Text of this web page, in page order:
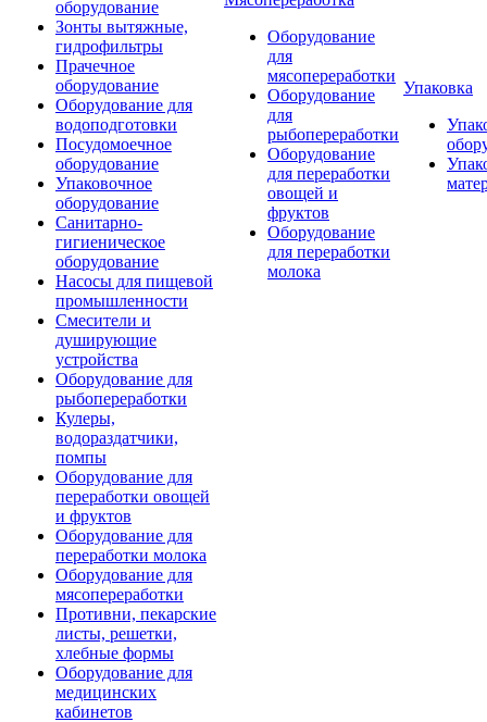
оборудование
Зонты вытяжные,
гидрофильтры
Прачечное
оборудование
Оборудование для
водоподготовки
Посудомоечное
оборудование
Упаковочное
оборудование
Санитарно-
гигиеническое
оборудование
Насосы для пищевой
промышленности
Смесители и
душирующие
устройства
Оборудование для
рыбопереработки
Кулеры,
водораздатчики,
помпы
Оборудование для
переработки овощей
и фруктов
Оборудование для
переработки молока
Оборудование для
мясопереработки
Противни, пекарские
листы, решетки,
хлебные формы
Оборудование для
медицинских
кабинетов
Оборудование
для
мясопереработки
Оборудование
для
рыбопереработки
Оборудование
для переработки
овощей и
фруктов
Оборудование
для переработки
молока
Упаковка